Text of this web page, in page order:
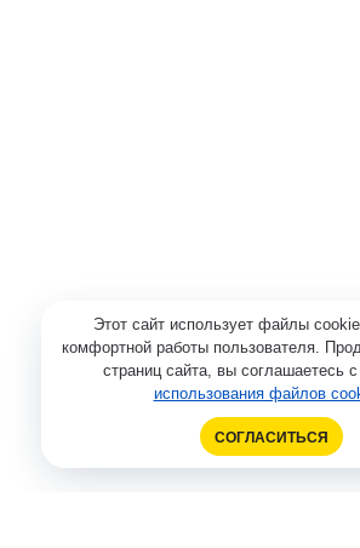
Этот сайт использует файлы
комфортной работы пользователя.
страниц сайта, вы соглашаетесь с
использования файлов
СОГЛАСИТЬСЯ